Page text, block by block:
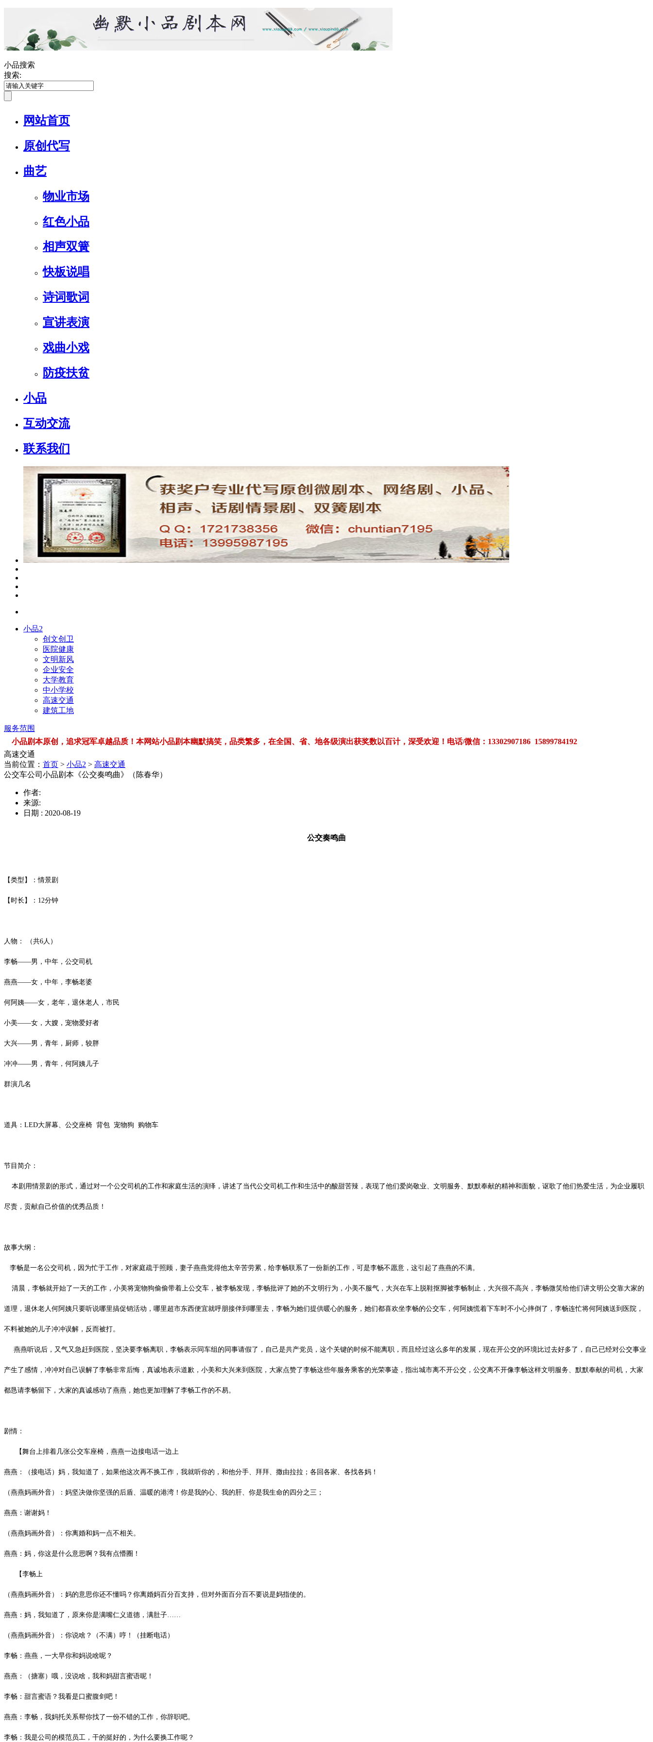
小品搜索
搜索:
网站首页
原创代写
曲艺
物业市场
红色小品
相声双簧
快板说唱
诗词歌词
宣讲表演
戏曲小戏
防疫扶贫
小品
互动交流
联系我们
小品2
创文创卫
医院健康
文明新风
企业安全
大学教育
中小学校
高速交通
建筑工地
服务范围
小品剧本原创，追求冠军卓越品质！本网站小品剧本幽默搞笑，品类繁多，在全国、省、地各级演出获奖数以百计，深受欢迎！电话/微信：13302907186 15899784192
高速交通
当前位置： 首页 > 小品2 > 高速交通
公交车公司小品剧本《公交奏鸣曲》（陈春华）
作者:
来源:
日期 : 2020-08-19
公交奏鸣曲
【类型】：情景剧
【时长】： 12分钟
人物： （共6 人）
李畅——男，中年，公交司机
燕燕——女，中年，李畅老婆
何阿姨——女，老年，退休老人，市民
小美——女，大嫂，宠物爱好者
大兴——男，青年，厨师，较胖
冲冲——男，青年，何阿姨儿子
群演几名
道具： LED大屏幕、公交座椅 背包 宠物狗 购物车
节目简介：
本剧用情景剧的形式，通过对一个公交司机的工作和家庭生活的演绎，讲述了当代公交司机工作和生活中的酸甜苦辣，表现了他们爱岗敬业、文明服务、默默奉献的精神和面貌，讴歌了他们热爱生活，为企业履职
尽责，贡献自己价值的优秀品质！
故事大纲：
李畅是一名公交司机，因为忙于工作，对家庭疏于照顾，妻子燕燕觉得他太辛苦劳累，给李畅联系了一份新的工作，可是李畅不愿意，这引起了燕燕的不满。
清晨，李畅就开始了一天的工作，小美将宠物狗偷偷带着上公交车，被李畅发现，李畅批评了她的不文明行为，小美不服气，大兴在车上脱鞋抠脚被李畅制止，大兴很不高兴，李畅微笑给他们讲文明公交靠大家的
道理，退休老人何阿姨只要听说哪里搞促销活动，哪里超市东西便宜就呼朋接伴到哪里去，李畅为她们提供暖心的服务，她们都喜欢坐李畅的公交车，何阿姨慌着下车时不小心摔倒了，李畅连忙将何阿姨送到医院，
不料被她的儿子冲冲误解，反而被打。
燕燕听说后，又气又急赶到医院，坚决要李畅离职，李畅表示同车组的同事请假了，自己是共产党员，这个关键的时候不能离职，而且经过这么多年的发展，现在开公交的环境比过去好多了，自己已经对公交事业
产生了感情，冲冲对自己误解了李畅非常后悔，真诚地表示道歉，小美和大兴来到医院，大家点赞了李畅这些年服务乘客的光荣事迹，指出城市离不开公交，公交离不开像李畅这样文明服务、默默奉献的司机，大家
都恳请李畅留下，大家的真诚感动了燕燕，她也更加理解了李畅工作的不易。
剧情：
【舞台上排着几张公交车座椅，燕燕一边接电话一边上
燕燕：（接电话）妈，我知道了，如果他这次再不换工作，我就听你的，和他分手、拜拜、撒由拉拉；各回各家、各找各妈！
（燕燕妈画外音）：妈坚决做你坚强的后盾、温暖的港湾！你是我的心、我的肝、你是我生命的四分之三；
燕燕：谢谢妈！
（燕燕妈画外音）：你离婚和妈一点不相关。
燕燕：妈，你这是什么意思啊？我有点懵圈！
【李畅上
（燕燕妈画外音）：妈的意思你还不懂吗？你离婚妈百分百支持，但对外面百分百不要说是妈指使的。
燕燕：妈，我知道了，原来你是满嘴仁义道德，满肚子
（燕燕妈画外音）：你说啥？（不满）哼！（挂断电话）
李畅：燕燕，一大早你和妈说啥呢？
燕燕：（搪塞）哦，没说啥，我和妈甜言蜜语呢！
李畅：甜言蜜语？我看是口蜜腹剑吧！
燕燕：李畅，我妈托关系帮你找了一份不错的工作，你辞职吧。
李畅：我是公司的模范员工，干的挺好的，为什么要换工作呢？